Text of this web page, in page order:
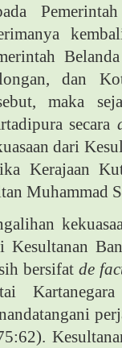
dan
maka
secara
dari
Kerajaan
Muhammad
Kesultanan
bersifatde